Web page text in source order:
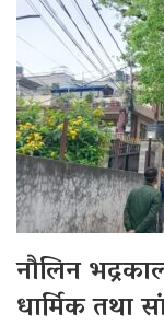
नौलिन
धार्मिक तथा